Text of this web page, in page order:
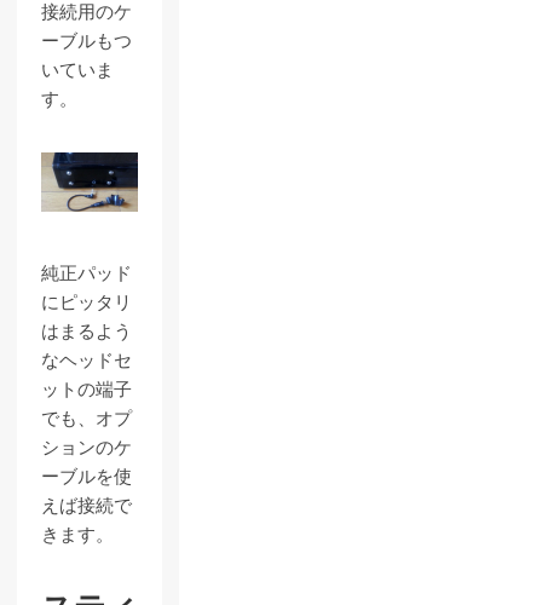
接続用のケ
ーブルもつ
いていま
す。
純正パッド
にピッタリ
はまるよう
なヘッドセ
ットの端子
でも、オプ
ションのケ
ーブルを使
えば接続で
きます。